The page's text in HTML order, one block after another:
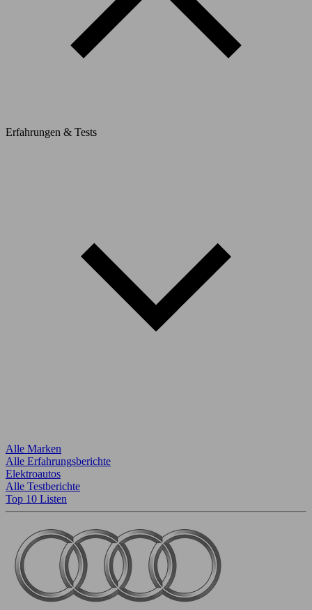
Erfahrungen & Tests
Alle Marken
Alle Erfahrungsberichte
Elektroautos
Alle Testberichte
Top 10 Listen